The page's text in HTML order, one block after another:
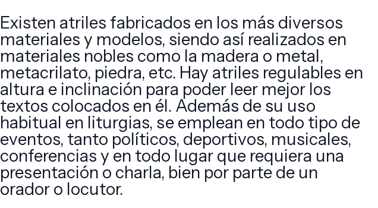
Existen atriles fabricados en los más diversos
materiales y modelos, siendo así realizados en
materiales nobles como la madera o metal,
metacrilato, piedra, etc. Hay atriles regulables en
altura e inclinación para poder leer mejor los
textos colocados en él. Además de su uso
habitual en liturgias, se emplean en todo tipo de
eventos, tanto políticos, deportivos, musicales,
conferencias y en todo lugar que requiera una
presentación o charla, bien por parte de un
orador o locutor.